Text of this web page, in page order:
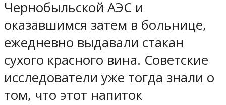
Чернобыльской АЭС и
оказавшимся затем в больнице,
ежедневно выдавали стакан
сухого красного вина. Советские
исследователи уже тогда знали о
том, что этот напиток